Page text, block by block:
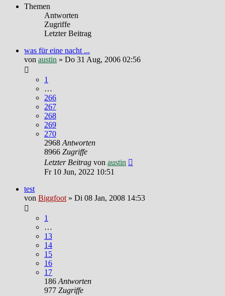
Themen
Antworten
Zugriffe
Letzter Beitrag
was für eine nacht ...
von austin » Do 31 Aug, 2006 02:56
1
…
266
267
268
269
270
2968Antworten
8966 Zugriffe
Letzter Beitrag von austin
Fr 10 Jun, 2022 10:51
test
von Biggfoot» Di 08 Jan, 2008 14:53
1
…
13
14
15
16
17
186Antworten
977 Zugriffe